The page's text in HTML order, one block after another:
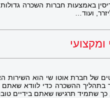
באמצעות חברות השכרה גדולות
ועוד…
של חברת אוטו שי הוא השירות
בתהליך ההשכרה כדי לוודא
כך שתמיד תרגישו שאתם בידיים